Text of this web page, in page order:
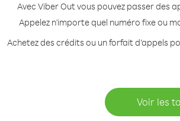
Avec Viber Out vous pouvez passer des
Appelez n'importe quel numéro fixe ou
Achetez des crédits ou un forfait d’appels
Voir les